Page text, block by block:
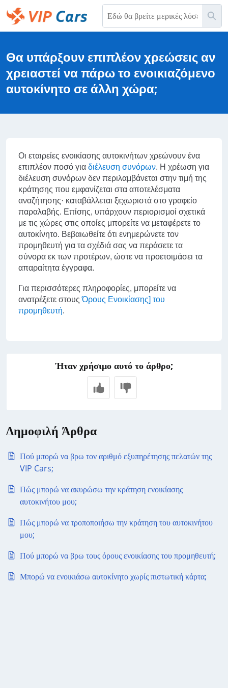
Παράκαμψη
στο
κύριο
Θα υπάρξουν επιπλέον χρεώσεις αν
χρειαστεί να πάρω το ενοικιαζόμενο
αυτοκίνητο σε άλλη χώρα;
Οι εταιρείες ενοικίασης αυτοκινήτων χρεώνουν ένα
επιπλέον ποσό για διέλευση συνόρων. Η χρέωση για
διέλευση συνόρων δεν περιλαμβάνεται στην τιμή της
κράτησης που εμφανίζεται στα αποτελέσματα
αναζήτησης· καταβάλλεται ξεχωριστά στο γραφείο
παραλαβής. Επίσης, υπάρχουν περιορισμοί σχετικά
με τις χώρες στις οποίες μπορείτε να μεταφέρετε το
αυτοκίνητο. Βεβαιωθείτε ότι ενημερώνετε τον
προμηθευτή για τα σχέδιά σας να περάσετε τα
σύνορα εκ των προτέρων, ώστε να προετοιμάσει τα
απαραίτητα έγγραφα.
Για περισσότερες πληροφορίες, μπορείτε να
ανατρέξετε στουςΌρους Ενοικίασης] του
προμηθευτή.
Ήταν χρήσιμο αυτό το άρθρο;
Δημοφιλή Άρθρα
Πού μπορώ να βρω τον αριθμό εξυπηρέτησης πελατών της
VIP Cars;
Πώς μπορώ να ακυρώσω την κράτηση ενοικίασης
αυτοκινήτου μου;
Πώς μπορώ να τροποποιήσω την κράτηση του αυτοκινήτου
μου;
Πού μπορώ να βρω τους όρους ενοικίασης του προμηθευτή;
Μπορώ να ενοικιάσω αυτοκίνητο χωρίς πιστωτική κάρτα;